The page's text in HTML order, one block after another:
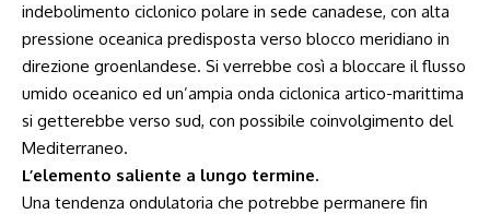
indebolimento ciclonico polare in sede canadese, con alta
pressione oceanica predisposta verso blocco meridiano in
direzione groenlandese. Si verrebbe così a bloccare il flusso
umido oceanico ed un’ampia onda ciclonica artico-marittima
si getterebbe verso sud, con possibile coinvolgimento del
Mediterraneo.
L’elemento saliente a lungo termine.
Una tendenza ondulatoria che potrebbe permanere fin